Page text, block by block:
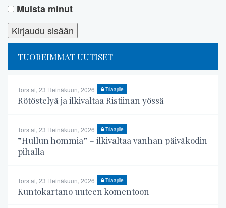
Muista minut
TUOREIMMAT UUTISET
Torstai, 23 Heinäkuun, 2026 Tilaajille
Rötöstelyä ja ilkivaltaa Ristiinan yössä
Torstai, 23 Heinäkuun, 2026 Tilaajille
”Hullun hommia” – ilkivaltaa vanhan päiväkodin
pihalla
Torstai, 23 Heinäkuun, 2026 Tilaajille
Kuntokartano uuteen komentoon